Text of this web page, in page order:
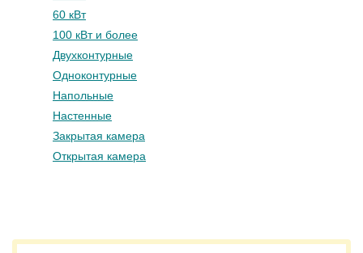
60 кВт
100 кВт и более
Двухконтурные
Одноконтурные
Напольные
Настенные
Закрытая камера
Открытая камера